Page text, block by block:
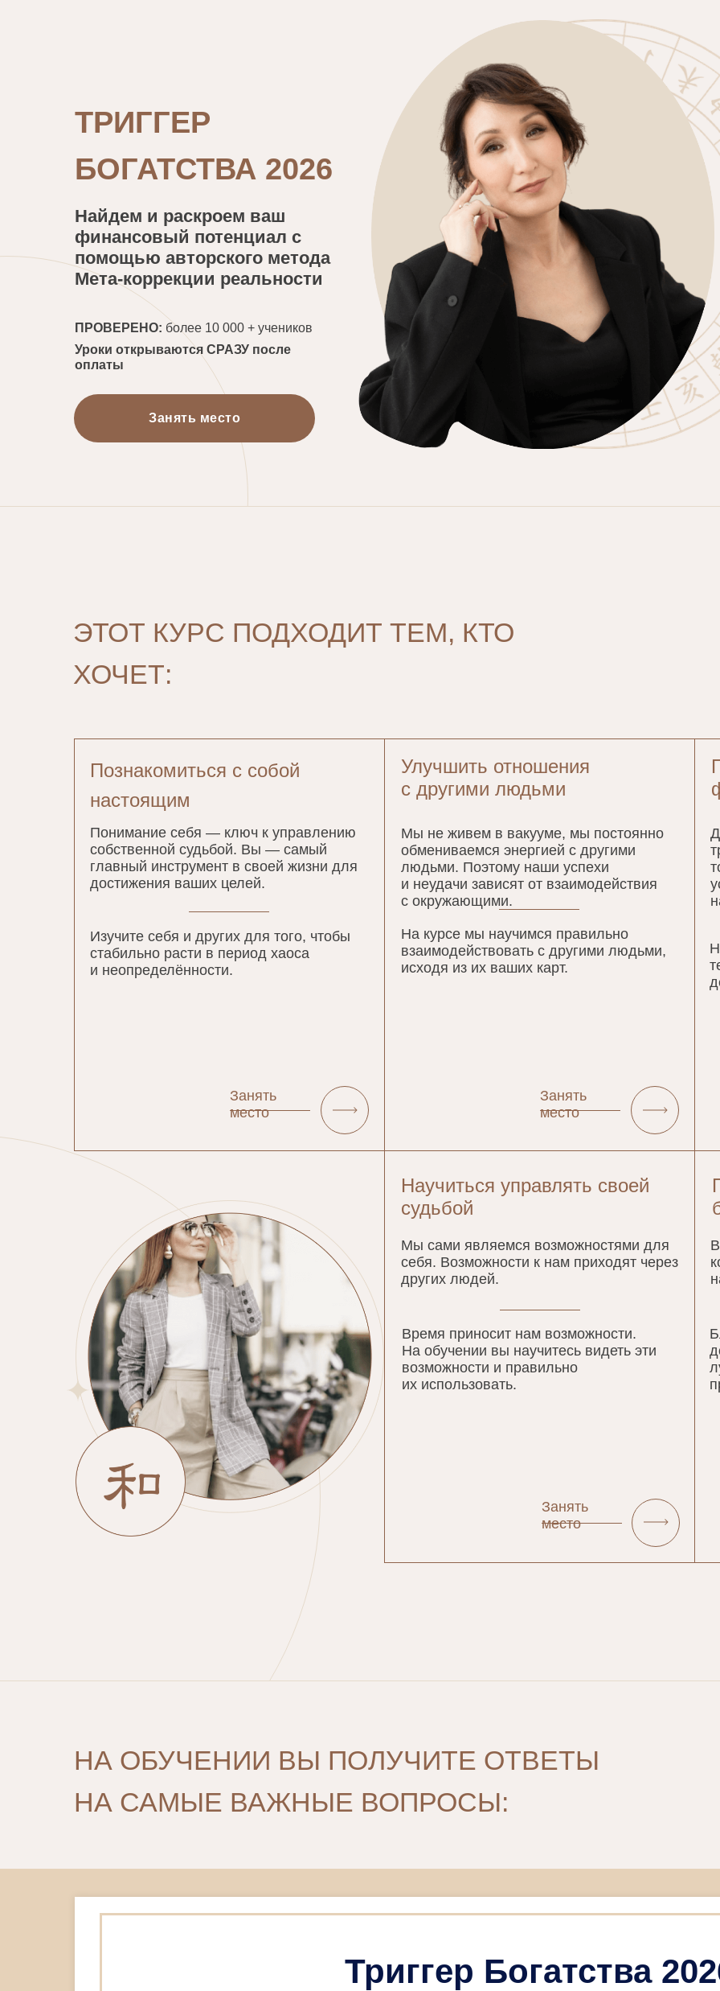
ТРИГГЕР
БОГАТСТВА 2026
Найдем и раскроем ваш
финансовый потенциал с
помощью авторского метода
Мета-коррекции реальности
Уроки открываются СРАЗУ после
оплаты
ПРОВЕРЕНО: более 10 000 + учеников
Занять место
ЭТОТ КУРС ПОДХОДИТ ТЕМ, КТО
ХОЧЕТ:
Познакомиться с собой
настоящим
Улучшить отношения
с другими людьми
Научиться управлять своей
судьбой
Понимание себя — ключ к управлению
собственной судьбой. Вы — самый
главный инструмент в своей жизни для
достижения ваших целей.
Мы не живем в вакууме, мы постоянно
обмениваемся энергией с другими
людьми. Поэтому наши успехи
и неудачи зависят от взаимодействия
с окружающими.
Мы сами являемся возможностями для
себя. Возможности к нам приходят через
других людей.
Изучите себя и других для того, чтобы
стабильно расти в период хаоса
и неопределённости.
На курсе мы научимся правильно
взаимодействовать с другими людьми,
исходя из их ваших карт.
Время приносит нам возможности.
На обучении вы научитесь видеть эти
возможности и правильно
их использовать.
Занять
место
Занять
место
Занять
место
НА ОБУЧЕНИИ ВЫ ПОЛУЧИТЕ ОТВЕТЫ
НА САМЫЕ ВАЖНЫЕ ВОПРОСЫ:
Триггер Богатства